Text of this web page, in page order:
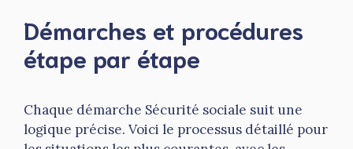
Démarches et procédures
étape par étape
Chaque démarche Sécurité sociale suit une
logique précise. Voici le processus détaillé pour